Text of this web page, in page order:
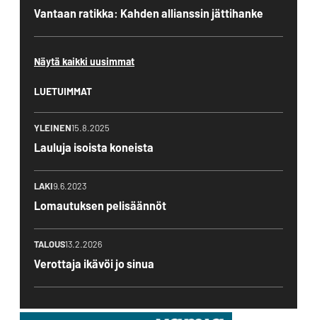
Vantaan ratikka: Kahden allianssin jättihanke
Näytä kaikki uusimmat
LUETUIMMAT
YLEINEN15.8.2025
Lauluja isoista koneista
LAKI9.6.2023
Lomautuksen pelisäännöt
TALOUS13.2.2026
Verottaja ikävöi jo sinua